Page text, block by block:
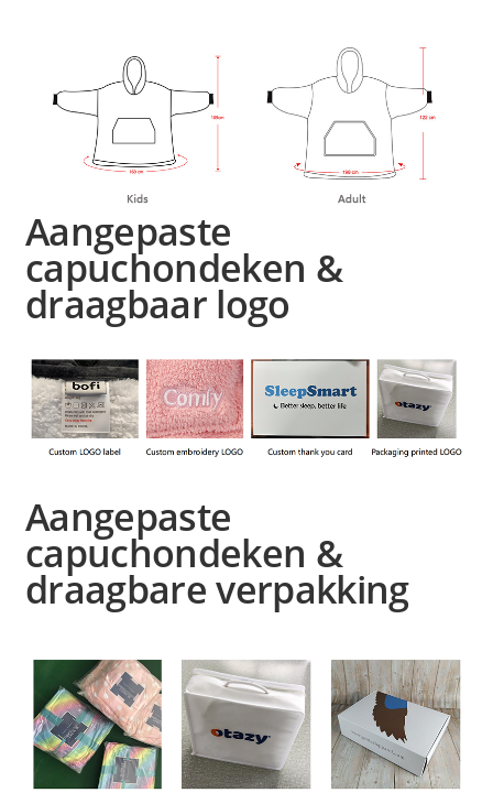
Aangepaste
capuchondeken &
draagbaar logo
Aangepaste
capuchondeken &
draagbare verpakking